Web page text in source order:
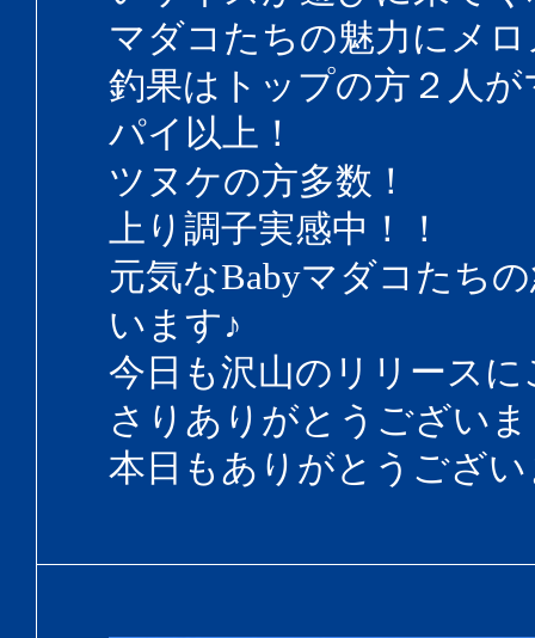
マダコたちの魅力にメ
釣果はトップの方２人が
パイ以上！
ツヌケの方多数！
上り調子実感中！！
元気なBabyマダコたち
います♪
今日も沢山のリリース
さりありがとうござい
本日もありがとうござ